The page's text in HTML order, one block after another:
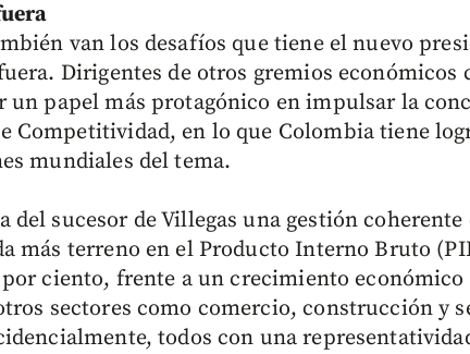
van los desafíos que tiene el nuevo
Dirigentes de otros gremios económicos
un papel más protagónico en impulsar la
Competitividad, en lo que Colombia tiene
mundiales del tema.
del sucesor de Villegas una gestión
más terreno en el Producto Interno Bruto
ciento, frente a un crecimiento económico
sectores como comercio, construcción y
todos con una